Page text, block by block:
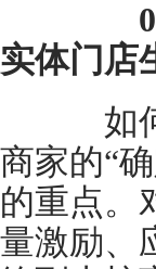
实体门店
如何
商家的“
的重点。
量激励、